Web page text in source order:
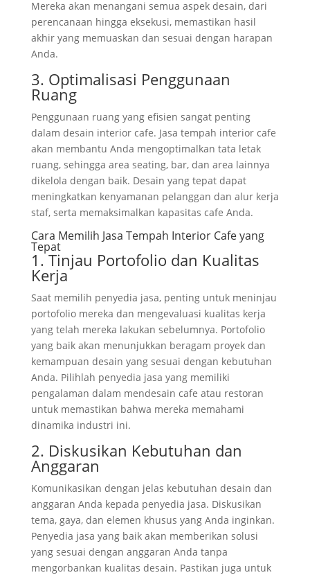
Mereka akan menangani semua aspek desain, dari
perencanaan hingga eksekusi, memastikan hasil
akhir yang memuaskan dan sesuai dengan harapan
Anda.
3. Optimalisasi Penggunaan
Ruang
Penggunaan ruang yang efisien sangat penting
dalam desain interior cafe. Jasa tempah interior cafe
akan membantu Anda mengoptimalkan tata letak
ruang, sehingga area seating, bar, dan area lainnya
dikelola dengan baik. Desain yang tepat dapat
meningkatkan kenyamanan pelanggan dan alur kerja
staf, serta memaksimalkan kapasitas cafe Anda.
Cara Memilih Jasa Tempah Interior Cafe yang
Tepat
1. Tinjau Portofolio dan Kualitas
Kerja
Saat memilih penyedia jasa, penting untuk meninjau
portofolio mereka dan mengevaluasi kualitas kerja
yang telah mereka lakukan sebelumnya. Portofolio
yang baik akan menunjukkan beragam proyek dan
kemampuan desain yang sesuai dengan kebutuhan
Anda. Pilihlah penyedia jasa yang memiliki
pengalaman dalam mendesain cafe atau restoran
untuk memastikan bahwa mereka memahami
dinamika industri ini.
2. Diskusikan Kebutuhan dan
Anggaran
Komunikasikan dengan jelas kebutuhan desain dan
anggaran Anda kepada penyedia jasa. Diskusikan
tema, gaya, dan elemen khusus yang Anda inginkan.
Penyedia jasa yang baik akan memberikan solusi
yang sesuai dengan anggaran Anda tanpa
mengorbankan kualitas desain. Pastikan juga untuk